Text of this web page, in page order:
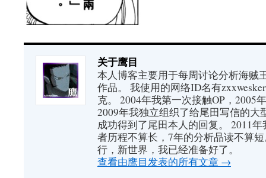
关于鹰目
本人博客主要用于每周讨论分析海贼
作品。 我使用的网络ID名有
克。 2004年我第一次接触OP，2005
2009年我独立组织了给尾田写信的大
成功得到了尾田本人的回复。 2011
者历程不算长，7年的分析品读不算
行，新世界，我已经准备好了。
查看由鹰目发表的所有文章 →